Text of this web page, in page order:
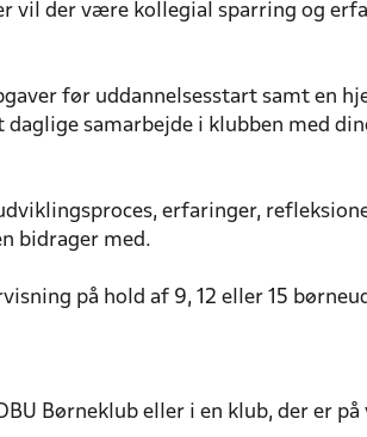
vil der være kollegial sparring og
før uddannelsesstart samt en
samarbejde i klubben med
erfaringer,
bidrager med.
på hold af 9, 12 eller 15
Børneklub eller i en klub, der er på